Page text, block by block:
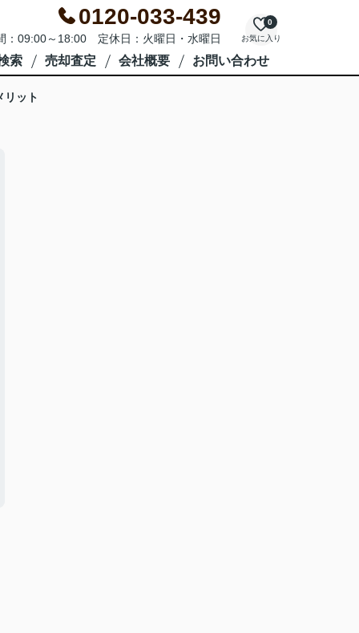
0120-033-439
：09:00～18:00 定休日：火曜日・水曜日 お気に入り
0
索 売却査定 会社概要 お問い合わせ
リット